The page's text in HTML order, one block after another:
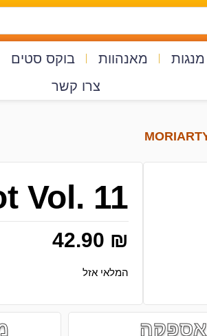
מנגות מאנהוות בוקס סטים
צרו קשר
Vol. 11
42.90 ₪
המלאי אזל
אספקה